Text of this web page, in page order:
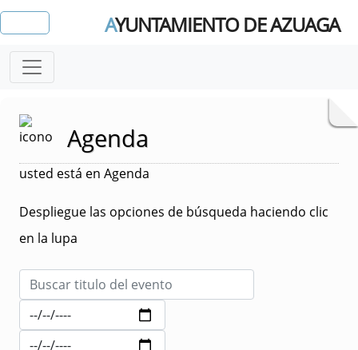
AYUNTAMIENTO DE AZUAGA
Agenda
usted está en Agenda
Despliegue las opciones de búsqueda haciendo clic
en la lupa